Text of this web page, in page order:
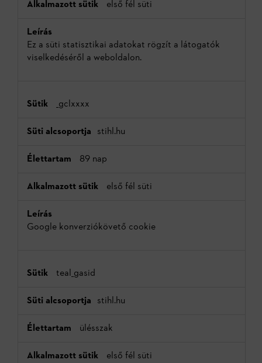
első fél süti
Ez a süti statisztikai adatokat rögzít a látogatók
viselkedéséről a weboldalon.
_gclxxxx
stihl.hu
89 nap
első fél süti
Google konverziókövető cookie
teal_gasid
stihl.hu
ülésszak
első fél süti